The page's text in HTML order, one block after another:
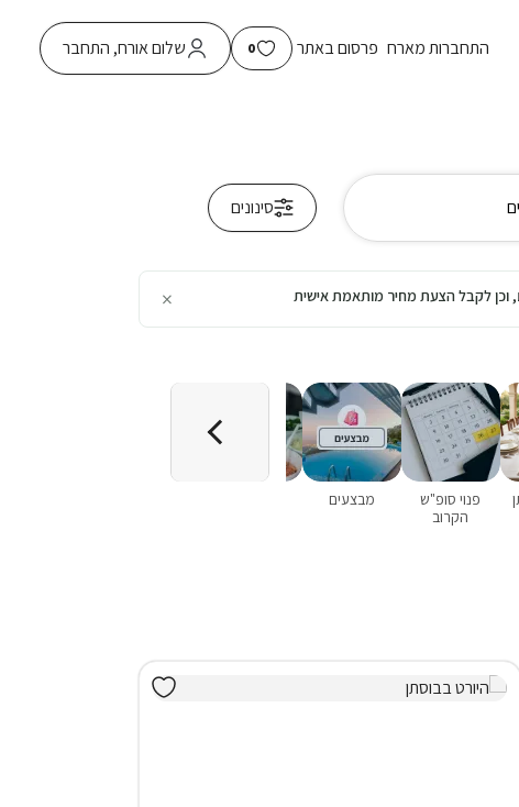
התחברות מארח פרסום באתר 0 שלום אורח, התחבר
סינונים
וכן לקבל הצעת מחיר מותאמת אישית ×
פנוי סופ"ש
הקרוב
מבצעים